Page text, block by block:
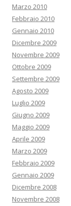
Marzo 2010
Febbraio 2010
Gennaio 2010
Dicembre 2009
Novembre 2009
Ottobre 2009
Settembre 2009
Agosto 2009
Luglio 2009
Giugno 2009
Maggio 2009
Aprile 2009
Marzo 2009
Febbraio 2009
Gennaio 2009
Dicembre 2008
Novembre 2008